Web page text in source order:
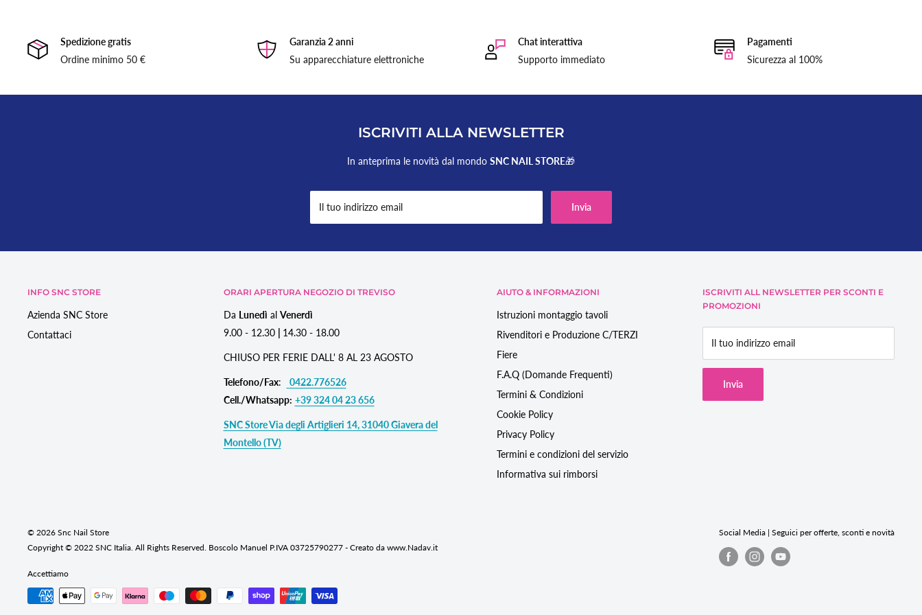
Spedizione gratis
Ordine minimo 50 €
Garanzia 2 anni
Su apparecchiature elettroniche
Chat interattiva
Supporto immediato
Pagamenti
Sicurezza al 100%
ISCRIVITI ALLA NEWSLETTER
In anteprima le novità dal mondo SNC NAIL STORE🎁
Il tuo indirizzo email Invia
INFO SNC STORE
Azienda SNC Store
Contattaci
ORARI APERTURA NEGOZIO DI TREVISO
Da Lunedì al Venerdì
9.00 - 12.30
14.30 - 18.00
CHIUSO PER FERIE DALL' 8 AL 23 AGOSTO
Telefono/Fax:
0422.776526
Cell./Whatsapp: +39 324 04 23 656
SNC Store Via degli Artiglieri 14, 31040 Giavera del
Montello (TV)
AIUTO & INFORMAZIONI
Istruzioni montaggio tavoli
Rivenditori e Produzione C/TERZI
Fiere
F.A.Q (Domande Frequenti)
Termini & Condizioni
Cookie Policy
Privacy Policy
Termini e condizioni del servizio
Informativa sui rimborsi
ISCRIVITI ALL NEWSLETTER PER SCONTI E
PROMOZIONI
Il tuo indirizzo email
Invia
© 2026 Snc Nail Store
Copyright © 2022 SNC Italia. All Rights Reserved. Boscolo Manuel P.IVA 03725790277 - Creato da www.Nadav.it
Social Media | Seguici per offerte, sconti e novità
Accettiamo